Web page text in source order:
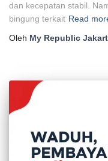
dan kecepatan stabil.
bingung terkait Read
Oleh My Republic